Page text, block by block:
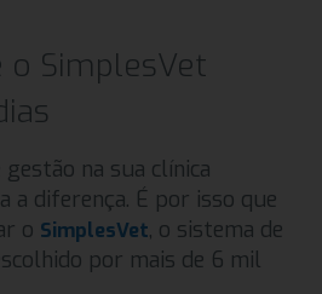
o SimplesVet
na sua clínica
a diferença. É por isso que
o SimplesVet, o sistema de
por mais de 6 mil